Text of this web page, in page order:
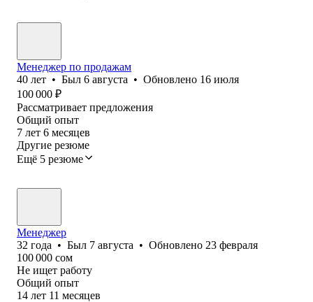
Менеджер по продажам
40 лет • Был 6 августа • Обновлено 16 июля
100 000 ₽
Рассматривает предложения
Общий опыт
7 лет 6 месяцев
Другие резюме
Ещё 5 резюме
Менеджер
32 года • Был 7 августа • Обновлено 23 февраля
100 000 сом
Не ищет работу
Общий опыт
14 лет 11 месяцев